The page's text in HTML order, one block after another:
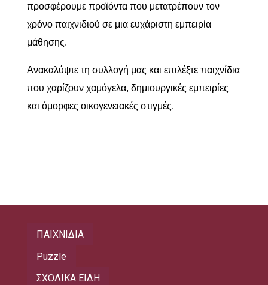
προσφέρουμε προϊόντα που μετατρέπουν τον
χρόνο παιχνιδιού σε μια ευχάριστη εμπειρία
μάθησης.
Ανακαλύψτε τη συλλογή μας και επιλέξτε παιχνίδια
που χαρίζουν χαμόγελα, δημιουργικές εμπειρίες
και όμορφες οικογενειακές στιγμές.
ΠΑΙΧΝΙΔΙΑ
Puzzle
ΣΧΟΛΙΚΑ ΕΙΔΗ